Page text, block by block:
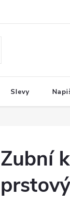
Slevy
Zubní